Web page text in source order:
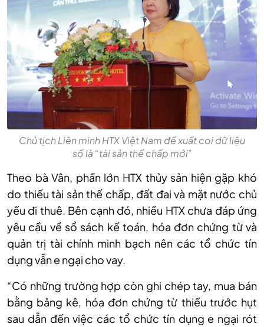
Chủ tịch Liên minh HTX Việt Nam đề xuất coi dữ liệu
số là “tài sản thế chấp mới”
Theo bà Vân, phần lớn HTX thủy sản hiện gặp khó
do thiếu tài sản thế chấp, đất đai và mặt nước chủ
yếu đi thuê. Bên cạnh đó, nhiều HTX chưa đáp ứng
yêu cầu về sổ sách kế toán, hóa đơn chứng từ và
quản trị tài chính minh bạch nên các tổ chức tín
dụng vẫn e ngại cho vay.
“Có những trường hợp còn ghi chép tay, mua bán
bằng bảng kê, hóa đơn chứng từ thiếu trước hụt
sau dẫn đến việc các tổ chức tín dụng e ngại rót